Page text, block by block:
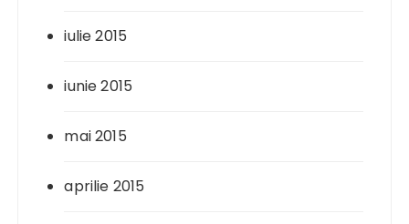
iulie 2015
iunie 2015
mai 2015
aprilie 2015